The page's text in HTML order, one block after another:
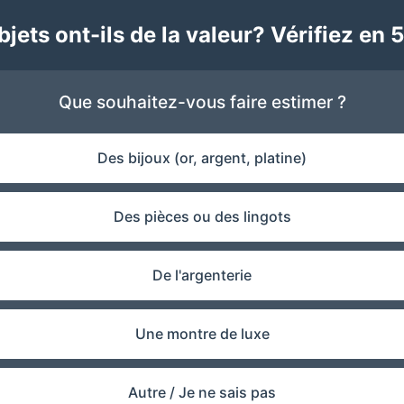
ont-ils de la valeur? Vérifiez en
Que souhaitez-vous faire estimer ?
Des bijoux (or, argent, platine)
Des pièces ou des lingots
De l'argenterie
Une montre de luxe
Autre / Je ne sais pas